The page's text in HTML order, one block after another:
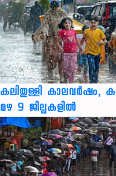
കലിതുള്ളി കാലവർഷം,
മഴ 9 ജില്ലകളിൽ